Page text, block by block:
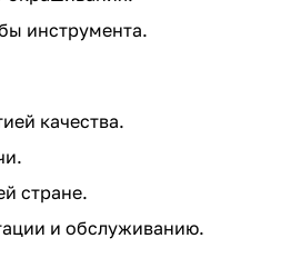
инструмента.
качества.
стране.
и обслуживанию.